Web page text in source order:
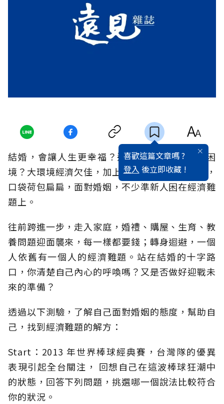
喜歡這篇文章嗎 ?
登入 後立即收藏 !
結婚，會讓人生更幸福？還是從此掉入經濟的困
境？大環境經濟欠佳，加上長期加薪、升遷無望，
口袋荷包扁扁，面對婚姻，不少準新人困在經濟難
題上。
往前跨進一步，走入家庭，婚禮、購屋、生育、教
養問題迎面襲來，每一樣都要錢；轉身迴避，一個
人依舊有一個人的經濟難題。站在結婚的十字路
口，你清楚自己內心的呼喚嗎？又是否做好迎戰未
來的準備？
透過以下測驗，了解自己面對婚姻的態度，幫助自
己，找到經濟難題的解方：
Start：2013 年世界棒球經典賽，台灣隊的優異
表現引起全台關注， 回想自己在這波棒球狂潮中
的狀態，回答下列問題，挑選哪一個說法比較符合
你的狀況。